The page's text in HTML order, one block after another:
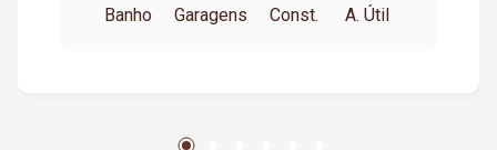
Banho
Garagens
Const.
A. Útil